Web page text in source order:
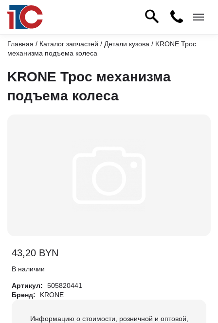
Главная / Каталог запчастей / Детали кузова / KRONE Трос
механизма подъема колеса
KRONE Трос механизма
подъема колеса
43,20 BYN
В наличии
Артикул:
505820441
Бренд:
KRONE
Информацию о стоимости, розничной и оптовой,